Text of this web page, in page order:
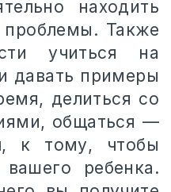
находить
Также
учиться на
давать примеры
делиться со
общаться —
к тому, чтобы
ребенка.